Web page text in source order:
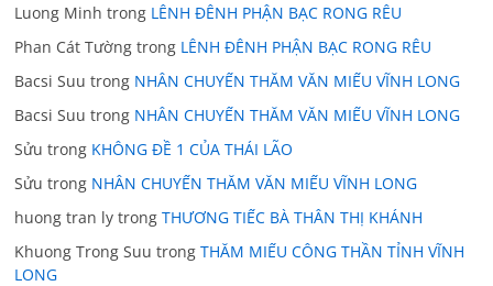
Luong Minh trong LÊNH ĐÊNH PHẬN BẠC RONG RÊU
Phan Cát Tường trong LÊNH ĐÊNH PHẬN BẠC RONG RÊU
Bacsi Suu trong NHÂN CHUYẾN THĂM VĂN MIẾU VĨNH LONG
Bacsi Suu trong NHÂN CHUYẾN THĂM VĂN MIẾU VĨNH LONG
Sửu trong KHÔNG ĐỀ 1 CỦA THÁI LÃO
Sửu trong NHÂN CHUYẾN THĂM VĂN MIẾU VĨNH LONG
huong tran ly trongTHƯƠNG TIẾC BÀ THÂN THỊ KHÁNH
Khuong Trong Suu trongTHĂM MIẾU CÔNG THẦN TỈNH VĨNH
LONG